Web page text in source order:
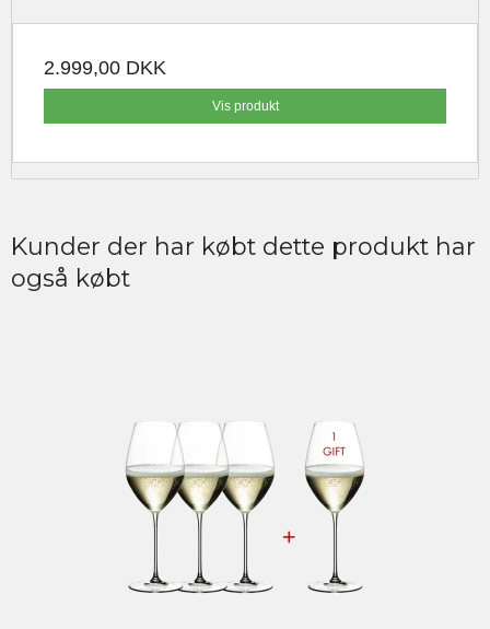
2.999,00 DKK
Vis produkt
Kunder der har købt dette produkt har
også købt